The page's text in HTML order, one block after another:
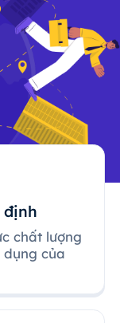
định
chất lượng
của